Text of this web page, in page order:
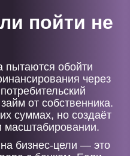
пойти не
пытаются обойти
через
от собственника.
суммах, но создаёт
масштабировании.
бизнес-цели — это